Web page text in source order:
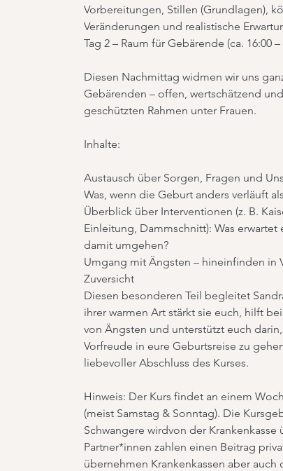
Vorbereitungen, Stillen (Grundlagen),
Veränderungen und realistische
Tag 2 – Raum für Gebärende (ca. 16:00 –
Diesen Nachmittag widmen wir uns
Gebärenden – offen, wertschätzend
geschützten Rahmen unter Frauen.
Inhalte:
Austausch über Sorgen, Fragen und
Was, wenn die Geburt anders verläuft
Überblick über Interventionen (z. B.
Einleitung, Dammschnitt): Was erwartet
damit umgehen?
Umgang mit Ängsten – hineinfinden in
Zuversicht
Diesen besonderen Teil begleitet
ihrer warmen Art stärkt sie euch, hilft
von Ängsten und unterstützt euch
Vorfreude in eure Geburtsreise zu
liebevoller Abschluss des Kurses.
Hinweis: Der Kurs findet an einem
(meist Samstag & Sonntag). Die
Schwangere wirdvon der Krankenkasse
Partner*innen zahlen einen Beitrag
übernehmen Krankenkassen aber auch